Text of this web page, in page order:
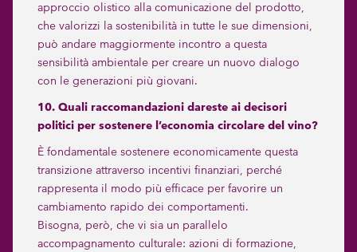
approccio olistico alla comunicazione del prodotto,
che valorizzi la sostenibilità in tutte le sue dimensioni,
può andare maggiormente incontro a questa
sensibilità ambientale per creare un nuovo dialogo
con le generazioni più giovani.
10. Quali raccomandazioni dareste ai decisori
politici per sostenere l’economia circolare del vino?
È fondamentale sostenere economicamente questa
transizione attraverso incentivi finanziari, perché
rappresenta il modo più efficace per favorire un
cambiamento rapido dei comportamenti.
Bisogna, però, che vi sia un parallelo
accompagnamento culturale: azioni di formazione,